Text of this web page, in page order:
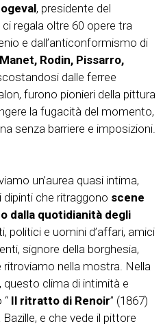
, presidente del
regala oltre 60 opere tra
e dall’anticonformismo di
Rodin, Pissarro,
dalle ferree
furono pionieri della pittura
la fugacità del momento,
senza barriere e imposizioni.
un’aurea quasi intima,
che ritraggono scene
dalla quotidianità degli
politici e uomini d’affari, amici
signore della borghesia,
nella mostra. Nella
questo clima di intimità e
Il ritratto di Renoir” (1867)
e che vede il pittore